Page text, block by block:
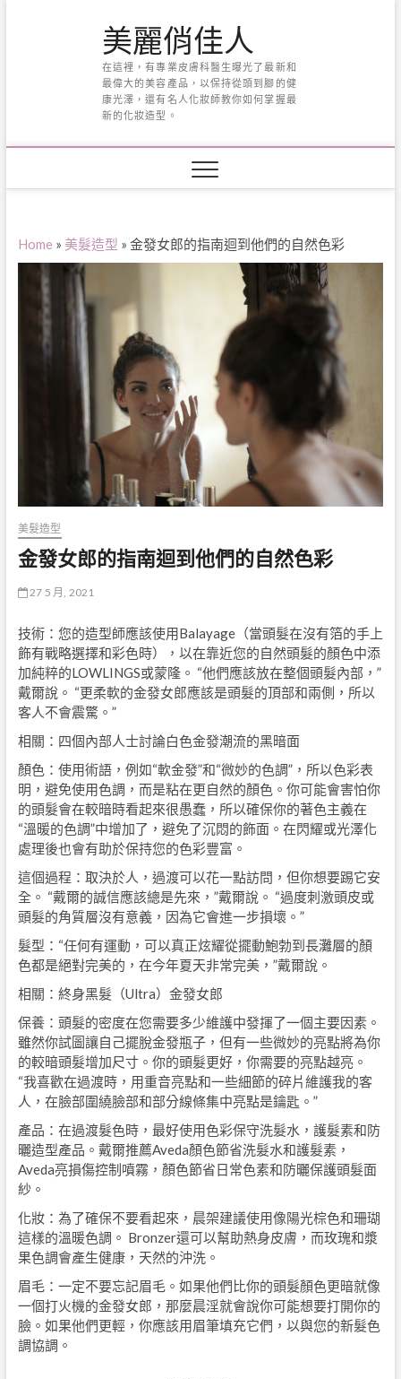
美麗俏佳人
在這裡，有專業皮膚科醫生曝光了最新和
最偉大的美容產品，以保持從頭到腳的健
康光澤，還有名人化妝師教你如何掌握最
新的化妝造型。
Home » 美髮造型 » 金發女郎的指南迴到他們的自然色彩
美髮造型
金發女郎的指南迴到他們的自然色彩
27 5 月, 2021
技術：您的造型師應該使用Balayage（當頭髮在沒有箔的手上
飾有戰略選擇和彩色時），以在靠近您的自然頭髮的顏色中添
加純粹的LOWLINGS或蒙隆。 “他們應該放在整個頭髮內部，”
戴爾說。 “更柔軟的金發女郎應該是頭髮的頂部和兩側，所以
客人不會震驚。”
相關：四個內部人士討論白色金發潮流的黑暗面
顏色：使用術語，例如“軟金發”和“微妙的色調”，所以色彩表
明，避免使用色調，而是粘在更自然的顏色。你可能會害怕你
的頭髮會在較暗時看起來很愚蠢，所以確保你的著色主義在
“溫暖的色調”中增加了，避免了沉悶的飾面。在閃耀或光澤化
處理後也會有助於保持您的色彩豐富。
這個過程：取決於人，過渡可以花一點訪問，但你想要踢它安
全。 “戴爾的誠信應該總是先來，”戴爾說。 “過度刺激頭皮或
頭髮的角質層沒有意義，因為它會進一步損壞。”
髮型：“任何有運動，可以真正炫耀從擺動鮑勃到長灘層的顏
色都是絕對完美的，在今年夏天非常完美，”戴爾說。
相關：終身黑髮（Ultra）金發女郎
保養：頭髮的密度在您需要多少維護中發揮了一個主要因素。
雖然你試圖讓自己擺脫金發瓶子，但有一些微妙的亮點將為你
的較暗頭髮增加尺寸。你的頭髮更好，你需要的亮點越亮。
“我喜歡在過渡時，用重音亮點和一些細節的碎片維護我的客
人，在臉部圍繞臉部和部分線條集中亮點是鑰匙。”
產品：在過渡髮色時，最好使用色彩保守洗髮水，護髮素和防
曬造型產品。戴爾推薦Aveda顏色節省洗髮水和護髮素，
Aveda亮損傷控制噴霧，顏色節省日常色素和防曬保護頭髮面
紗。
化妝：為了確保不要看起來，晨架建議使用像陽光棕色和珊瑚
這樣的溫暖色調。 Bronzer還可以幫助熱身皮膚，而玫瑰和漿
果色調會產生健康，天然的沖洗。
眉毛：一定不要忘記眉毛。如果他們比你的頭髮顏色更暗就像
一個打火機的金發女郎，那麼晨淫就會說你可能想要打開你的
臉。如果他們更輕，你應該用眉筆填充它們，以與您的新髮色
調協調。